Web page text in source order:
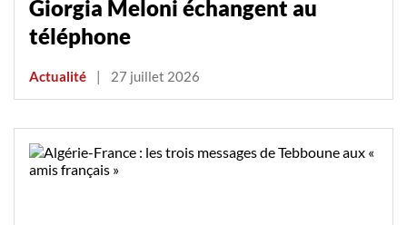
Giorgia Meloni échangent au
téléphone
Actualité | 27 juillet 2026